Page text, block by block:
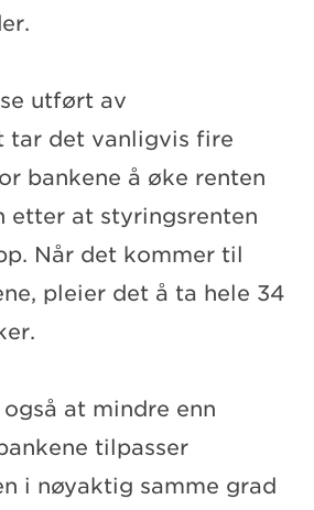
utført av
tar det vanligvis fire
bankene å øke renten
etter at styringsrenten
Når det kommer til
pleier det å ta hele 34
at mindre enn
tilpasser
i nøyaktig samme grad